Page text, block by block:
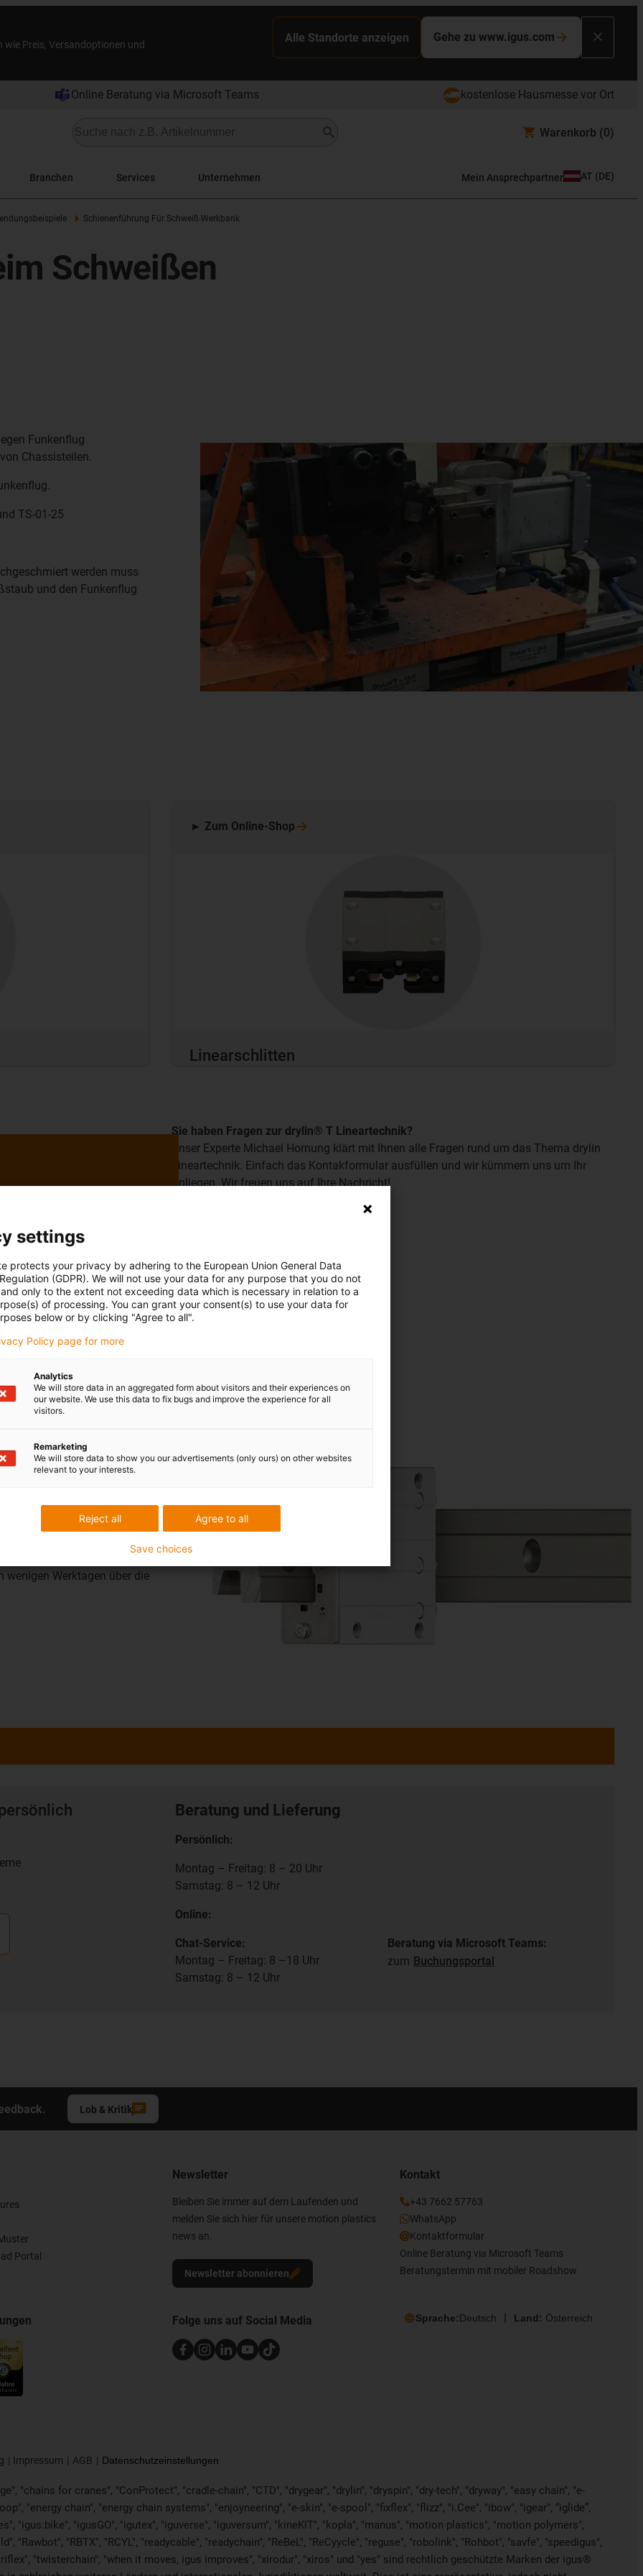
Preis, Versandoptionen und
Alle Standorte anzeigen Gehe zu www.igus.com
Online Beratung via Microsoft Teams kostenlose Hausmesse vor Ort
Warenkorb (0)
Branchen Services Unternehmen Mein Ansprechpartner AT (DE)
Schienenführung Für Schweiß-Werkbank
Schweißen
Funkenflug
Chassisteilen.
TS-01-25
werden muss
und den Funkenflug
Linearschlitten
► Zum Online-Shop
Sie haben Fragen zur drylin® T Lineartechnik?
Unser Experte Michael Hornung klärt mit Ihnen alle Fragen rund um das Thema drylin
Lineartechnik. Einfach das Kontakformular ausfüllen und wir kümmern uns um Ihr
Anliegen. Wir freuen uns auf Ihre Nachricht!
auf Ihren
passenden Baugröße,
Maschine kostenfrei.
Werktagen über die
Beratung und Lieferung
Persönlich:
Montag – Freitag: 8 – 20 Uhr
Samstag: 8 – 12 Uhr
Online:
Chat-Service:
Montag – Freitag: 8 –18 Uhr
Samstag: 8 – 12 Uhr
Beratung via Microsoft Teams:
zum Buchungsportal
Lob & Kritik
Portal
Newsletter
Bleiben Sie immer auf dem Laufenden und
melden Sie sich hier für unsere motion plastics
news an.
Newsletter abonnieren
Kontakt
+43 7662 57763
WhatsApp
Kontaktformular
Online Beratung via Microsoft Teams
Beratungstermin mit mobiler Roadshow
Folge uns auf Social Media Sprache:Deutsch Land: Österreich
Impressum AGB Datenschutzeinstellungen
"chains for cranes", "ConProtect", "cradle-chain", "CTD", "drygear", "drylin", "dryspin", "dry-tech", "dryway", "easy chain", "e-
"energy chain", "energy chain systems", "enjoyneering", "e-skin", "e-spool", "fixflex", "flizz", "i.Cee", "ibow", "igear", “iglide”,
"igus:bike", "igusGO", "igutex", "iguverse", "iguversum", "kineKIT", "kopla", "manus", "motion plastics", "motion polymers",
"RBTX", "RCYL", "readycable", "readychain", "ReBeL", "ReCyycle", "reguse", "robolink", "Rohbot", "savfe", "speedigus",
"twisterchain", "when it moves, igus improves", "xirodur", "xiros" und "yes" sind rechtlich geschützte Marken der igus®
settings
protects your privacy by adhering to the European Union General Data
(GDPR). We will not use your data for any purpose that you do not
only to the extent not exceeding data which is necessary in relation to a
of processing. You can grant your consent(s) to use your data for
below or by clicking "Agree to all".
Policy page for more
Analytics
We will store data in an aggregated form about visitors and their experiences on
our website. We use this data to fix bugs and improve the experience for all
visitors.
Remarketing
We will store data to show you our advertisements (only ours) on other websites
relevant to your interests.
Agree to all
Reject all
Save choices